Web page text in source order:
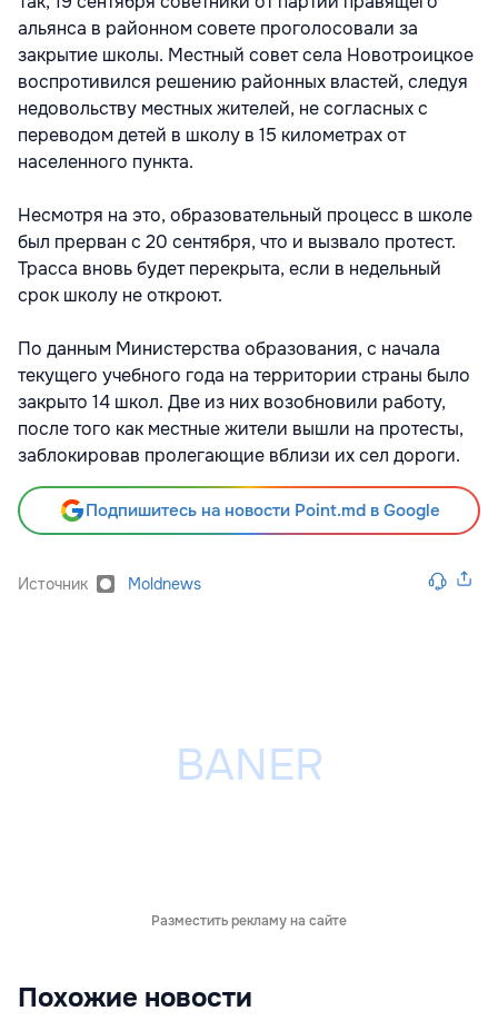
альянса в районном совете проголосовали за
закрытие школы. Местный совет села Новотроицкое
воспротивился решению районных властей, следуя
недовольству местных жителей, не согласных с
переводом детей в школу в 15 километрах от
населенного пункта.
Несмотря на это, образовательный процесс в школе
был прерван с 20 сентября, что и вызвало протест.
Трасса вновь будет перекрыта, если в недельный
срок школу не откроют.
По данным Министерства образования, с начала
текущего учебного года на территории страны было
закрыто 14 школ. Две из них возобновили работу,
после того как местные жители вышли на протесты,
заблокировав пролегающие вблизи их сел дороги.
Подпишитесь на новости Point.md в Google
Источник Moldnews
Разместить рекламу на сайте
Похожие новости